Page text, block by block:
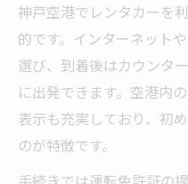
家族やグループ
ラン
朝来市観光でレ
タイミング重視の旅
自由なタイミ
神戸空港でレンタカーを
的です。インターネット
選び、到着後はカウンタ
に出発できます。空港内
表示も充実しており、初
のが特徴です。